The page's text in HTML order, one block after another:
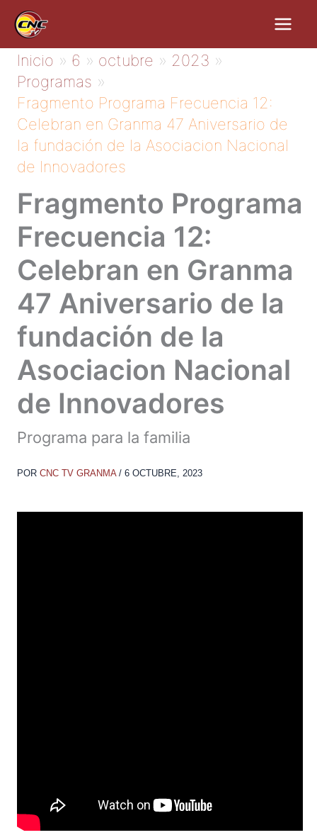
contenido
Inicio 6 octubre
2023
Programas
Fragmento Programa Frecuencia 12:
Celebran en Granma 47 Aniversario de
la fundación de la Asociacion Nacional
de Innovadores
Fragmento Programa
Frecuencia 12:
Celebran en Granma
47 Aniversario de la
fundación de la
Asociacion Nacional
de Innovadores
Programa para la familia
POR CNC TV GRANMA / 6 OCTUBRE, 2023